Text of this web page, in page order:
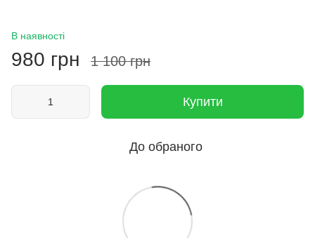
В наявності
980 грн 1 100 грн
Купити
До обраного